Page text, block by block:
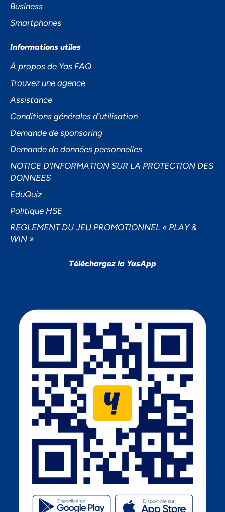
Business
Smartphones
Informations utiles
À propos de Yas FAQ
Trouvez une agence
Assistance
Conditions générales d’utilisation
Demande de sponsoring
Demande de données personnelles
NOTICE D’INFORMATION SUR LA PROTECTION DES
DONNEES
EduQuiz
Politique HSE
REGLEMENT DU JEU PROMOTIONNEL « PLAY &
WIN »
Téléchargez la YasApp
Préférences